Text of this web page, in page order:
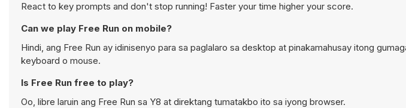
React to key prompts and don't stop running! Faster your time higher your score.
Can we play Free Run on mobile?
Hindi, ang Free Run ay idinisenyo para sa paglalaro sa desktop at pinakamahusay itong
keyboard o mouse.
Is Free Run free to play?
Oo, libre laruin ang Free Run sa Y8 at direktang tumatakbo ito sa iyong browser.